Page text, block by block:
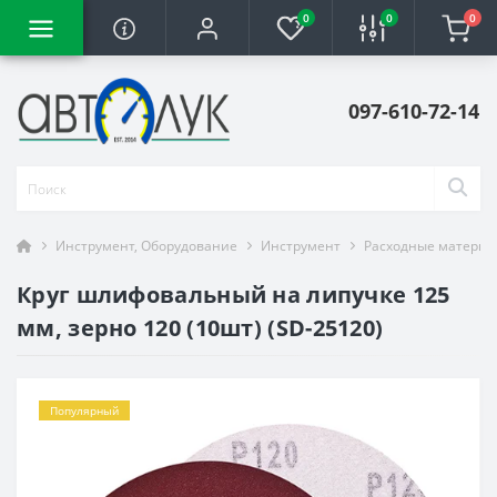
0 0 0
097-610-72-14
Инструмент, Оборудование Инструмент Расходные
Круг шлифовальный на липучке 125
мм, зерно 120 (10шт) (SD-25120)
Популярный